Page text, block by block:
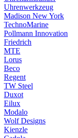
Uhrenwerkzeug
Madison New York
TechnoMarine
Pollmann Innovation
Friedrich
MTE
Lorus
Beco
Regent
TW Steel
Duxot
Eilux
Modalo
Wolf Designs
Kienzle